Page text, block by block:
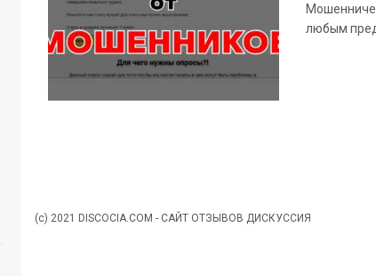
любым
(c) 2021 DISCOCIA.COM - САЙТ ОТЗЫВОВ ДИСКУССИЯ